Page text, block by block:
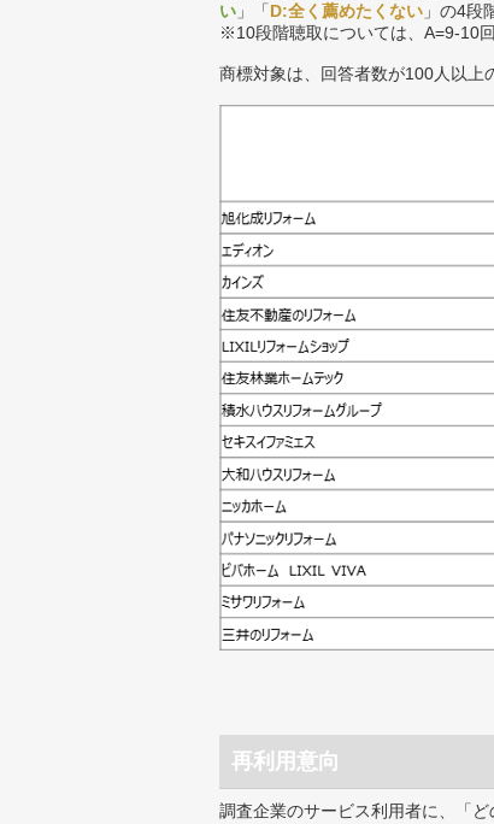
い 」「D:全く薦めたくない 」の4段
※10段階聴取については、A=9-10
商標対象は、回答者数が100人以上
再利用意向
調査企業のサービス利用者に、「